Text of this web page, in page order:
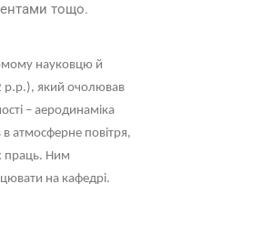
тощо.
науковцю й
р.р.), який очолював
– аеродинаміка
в атмосферне повітря,
праць. Ним
на кафедрі.